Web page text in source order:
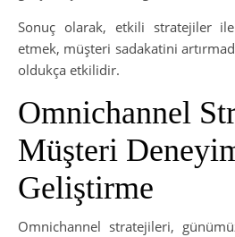
Sonuç olarak, etkili stratejiler
etmek, müşteri sadakatini
oldukça etkilidir.
Omnichannel
Müşteri
Geliştirme
Omnichannel stratejileri,